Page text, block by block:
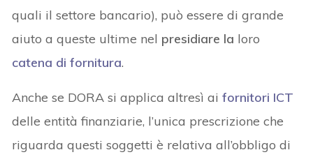
quali il settore bancario), può essere di grande
aiuto a queste ultime nel presidiare la loro
catena di fornitura.
Anche se DORA si applica altresì aifornitori ICT
delle entità finanziarie, l’unica prescrizione che
riguarda questi soggetti è relativa all’obbligo di